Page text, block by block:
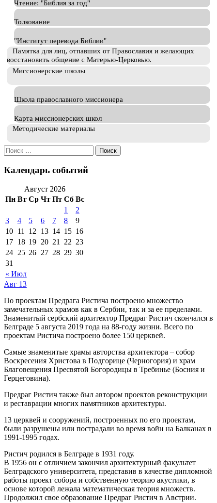
Чтение: "Библия за год"
Толкование
"Институт перевода Библии"
Памятка для лиц, отпавших от Православия и желающих
восстановить общение с Матерью-Церковью.
Миссионерские школы
Школа православного миссионера
Карта миссионерских школ
Методические материалы
Искать:
Календарь событий
Август 2026
Пн Вт Ср Чт Пт Сб Вс
« Июл
1
2
3
4 5 6 7 8
9
10 11 12 13 14 15 16
17 18 19 20 21 22 23
24 25 26 27 28 29 30
31
Авг 13
По проектам Предрага Ристича построено множество
замечательных храмов как в Сербии, так и за ее пределами.
Знаменитый сербский архитектор Предраг Ристич скончался в
Белграде 5 августа 2019 года на 88-году жизни. Всего по
проектам Ристича построено более 150 церквей.
Самые знаменитые храмы авторства архитектора – собор
Воскресения Христова в Подгорице (Черногория) и храм
Благовещения Пресвятой Богородицы в Требинье (Босния и
Герцеговина).
Предраг Ристич также был автором проектов реконструкции
и реставрации многих памятников архитектуры.
13 церквей и сооружений, построенных по его проектам,
были разрушены или пострадали во время войн на Балканах в
1991-1995 годах.
Ристич родился в Белграде в 1931 году.
В 1956 он с отличием закончил архитектурный факультет
Белградского университета, представив в качестве дипломной
работы проект собора и собственную теорию акустики, в
основе которой лежала математическая теория множеств.
Продолжил свое образование Предраг Ристич в Австрии.